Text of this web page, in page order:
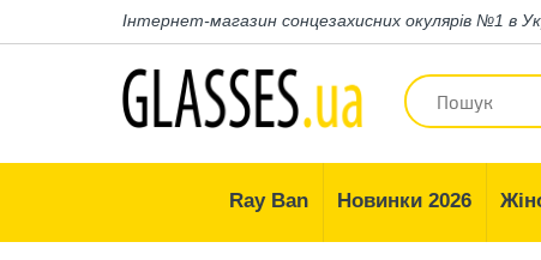
Інтернет-магазин сонцезахисних окулярів №1 в
Ray Ban Новинки 2026